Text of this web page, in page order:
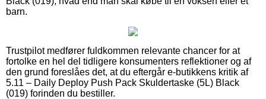
barn.
Trustpilot medfører fuldkommen relevante chancer for at
fortolke en hel del tidligere konsumenters reflektioner og af
den grund foreslåes det, at du eftergår e-butikkens kritik af
5.11 – Daily Deploy Push Pack Skuldertaske (5L) Black
(019) forinden du bestiller.